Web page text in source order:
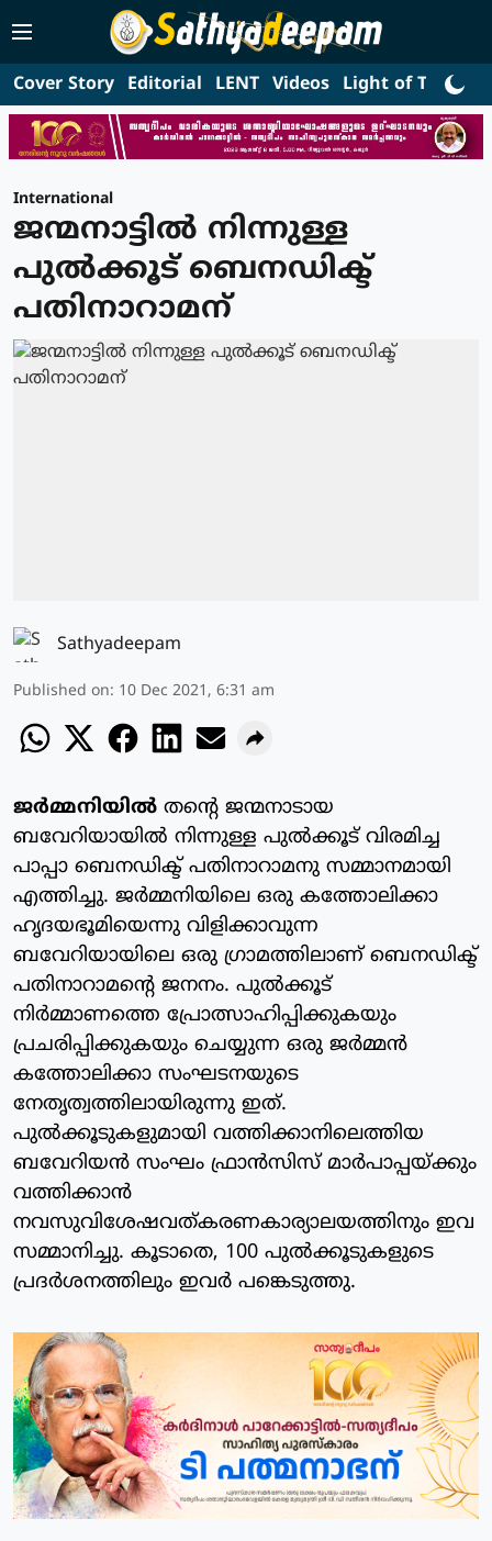
Cover Story Editorial LENT Videos Light of Truth
International
ജന്മനാട്ടില്‍ നിന്നുള്ള
പുല്‍ക്കൂട് ബെനഡിക്ട്
പതിനാറാമന്
Sathyadeepam
Published on: 10 Dec 2021, 6:31 am
ജര്‍മ്മനിയില്‍ തന്റെ ജന്മനാടായ
ബവേറിയായില്‍ നിന്നുള്ള പുല്‍ക്കൂട് വിരമിച്ച
പാപ്പാ ബെനഡിക്ട് പതിനാറാമനു സമ്മാനമായി
എത്തിച്ചു. ജര്‍മ്മനിയിലെ ഒരു കത്തോലിക്കാ
ഹൃദയഭൂമിയെന്നു വിളിക്കാവുന്ന
ബവേറിയായിലെ ഒരു ഗ്രാമത്തിലാണ് ബെനഡിക്ട്
പതിനാറാമന്റെ ജനനം. പുല്‍ക്കൂട്
നിര്‍മ്മാണത്തെ പ്രോത്സാഹിപ്പിക്കുകയും
പ്രചരിപ്പിക്കുകയും ചെയ്യുന്ന ഒരു ജര്‍മ്മന്‍
കത്തോലിക്കാ സംഘടനയുടെ
നേതൃത്വത്തിലായിരുന്നു ഇത്.
പുല്‍ക്കൂടുകളുമായി വത്തിക്കാനിലെത്തിയ
ബവേറിയന്‍ സംഘം ഫ്രാന്‍സിസ് മാര്‍പാപ്പയ്ക്കും
വത്തിക്കാന്‍
നവസുവിശേഷവത്കരണകാര്യാലയത്തിനും ഇവ
സമ്മാനിച്ചു. കൂടാതെ, 100 പുല്‍ക്കൂടുകളുടെ
പ്രദര്‍ശനത്തിലും ഇവര്‍ പങ്കെടുത്തു.